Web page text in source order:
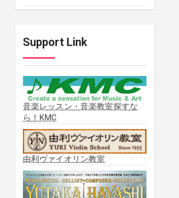
2025年11月(2)
2025年10月(2)
2025年9月(3)
2025年8月(5)
2025年7月(3)
2025年6月(1)
Support Link
音楽レッスン・音楽教室探すな
ら！KMC
由利ヴァイオリン教室